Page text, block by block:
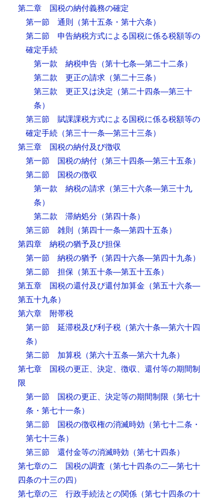
第二章 国税の納付義務の確定
第一節 通則 （第十五条・第十六条）
第二節 申告納税方式による国税に係る税額等の
確定手続
第一款 納税申告 （第十七条―第二十二条）
第二款 更正の請求 （第二十三条）
第三款 更正又は決定 （第二十四条―第三十
条）
第三節 賦課課税方式による国税に係る税額等の
確定手続 （第三十一条―第三十三条）
第三章 国税の納付及び徴収
第一節 国税の納付 （第三十四条―第三十五条）
第二節 国税の徴収
第一款 納税の請求 （第三十六条―第三十九
条）
第二款 滞納処分 （第四十条）
第三節 雑則 （第四十一条―第四十五条）
第四章 納税の猶予及び担保
第一節 納税の猶予 （第四十六条―第四十九条）
第二節 担保 （第五十条―第五十五条）
第五章 国税の還付及び還付加算金 （第五十六条―
第五十九条）
第六章 附帯税
第一節 延滞税及び利子税 （第六十条―第六十四
条）
第二節 加算税 （第六十五条―第六十九条）
第七章 国税の更正、決定、徴収、還付等の期間制
限
第一節 国税の更正、決定等の期間制限 （第七十
条・第七十一条）
第二節 国税の徴収権の消滅時効 （第七十二条・
第七十三条）
第三節 還付金等の消滅時効 （第七十四条）
第七章の二 国税の調査 （第七十四条の二―第七十
四条の十三の四）
第七章の三 行政手続法との関係 （第七十四条の十